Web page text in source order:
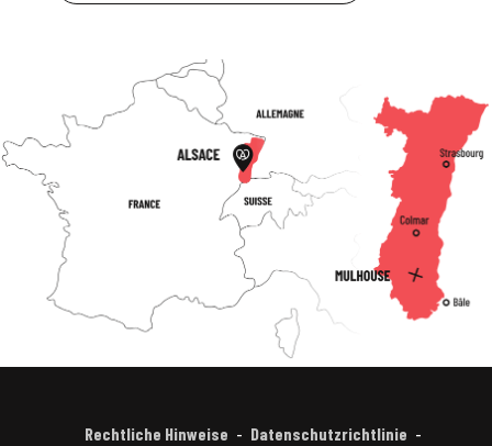
Rechtliche Hinweise
Datenschutzrichtlinie